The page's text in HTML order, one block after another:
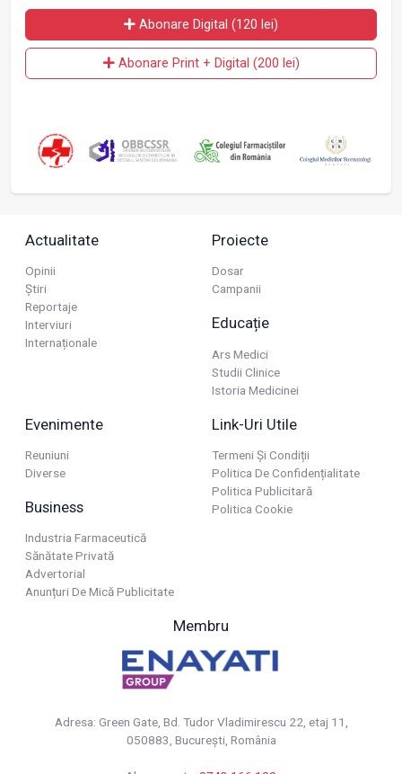
Abonare Digital (120 lei)
Abonare Print + Digital (200 lei)
Actualitate
Opinii
Știri
Reportaje
Interviuri
Internaționale
Proiecte
Dosar
Campanii
Educație
Ars Medici
Studii Clinice
Istoria Medicinei
Evenimente
Reuniuni
Diverse
Business
Industria Farmaceutică
Sănătate Privată
Advertorial
Anunțuri De Mică Publicitate
Link-Uri Utile
Termeni Și Condiții
Politica De Confidențialitate
Politica Publicitară
Politica Cookie
Membru
Adresa: Green Gate, Bd. Tudor Vladimirescu 22, etaj 11,
050883, Bucureşti, România